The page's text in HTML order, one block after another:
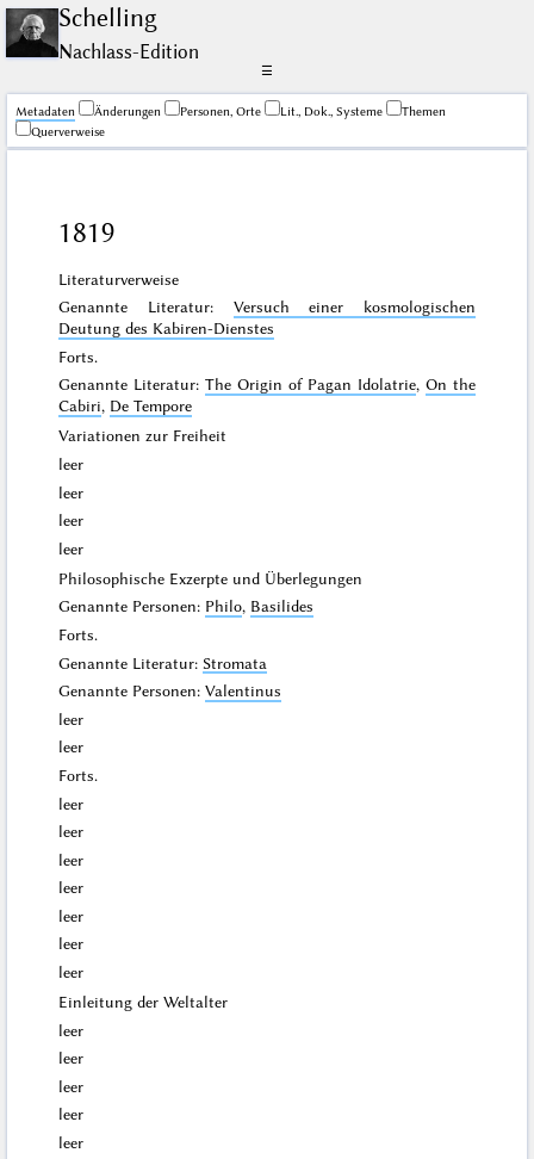
Schelling
Nachlass-Edition
☰
Me­ta­da­ten Änderungen Personen, Orte Lit., Dok., Systeme
Themen
Querverweise
1819
Literaturverweise
Genannte Literatur: Versuch einer kosmologischen
Deutung des Kabiren-Dienstes
Forts.
Genannte Literatur:The Origin of Pagan Idolatrie, On the
Cabiri, De Tempore
Variationen zur Freiheit
leer
leer
leer
leer
Philosophische Exzerpte und Überlegungen
Genannte Personen: Philo, Basilides
Forts.
Genannte Literatur: Stromata
Genannte Personen:Valentinus
leer
leer
Forts.
leer
leer
leer
leer
leer
leer
leer
Einleitung der Weltalter
leer
leer
leer
leer
leer